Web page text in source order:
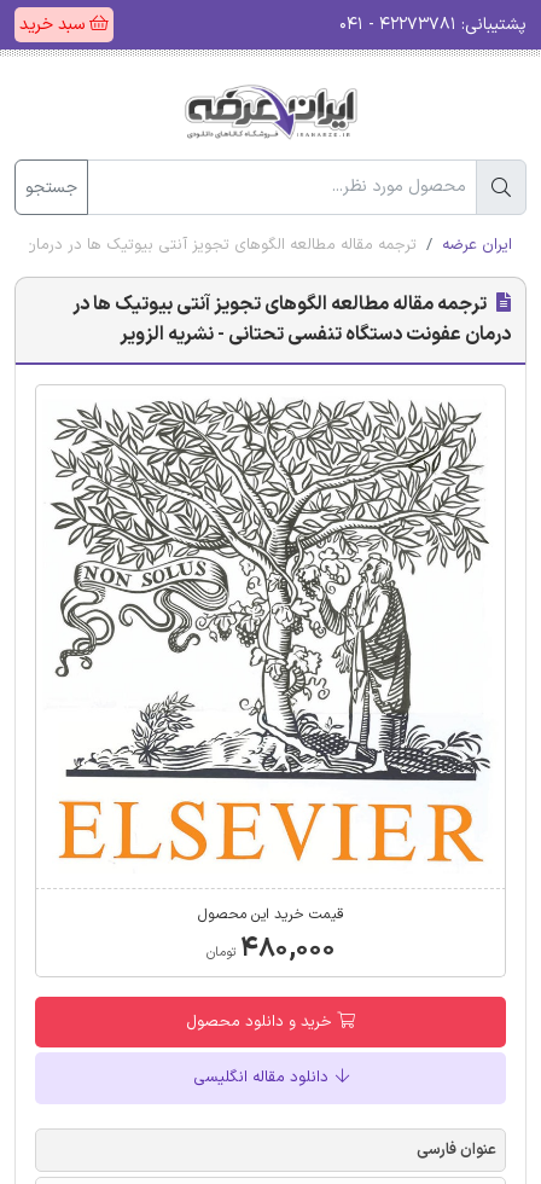
پشتیبانی: سبد خرید
جستجو
ایران عرضه ترجمه مقاله مطالعه الگوهای تجویز آنتی بیوتیک ها در درمان
ترجمه مقاله مطالعه الگوهای تجویز آنتی بیوتیک ها در
درمان عفونت دستگاه تنفسی تحتانی - نشریه الزویر
قیمت خرید این محصول
۴۸۰,۰۰۰ تومان
خرید و دانلود محصول
دانلود مقاله انگلیسی
عنوان فارسی